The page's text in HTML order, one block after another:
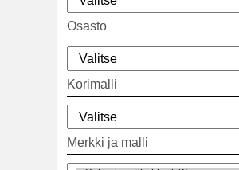
Osasto
Korimalli
Merkki ja malli